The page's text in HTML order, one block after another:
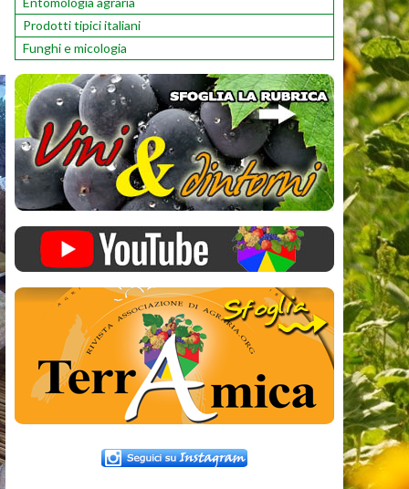
Prodotti tipici italiani
Funghi e micologia